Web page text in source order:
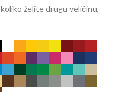
želite drugu veličinu,